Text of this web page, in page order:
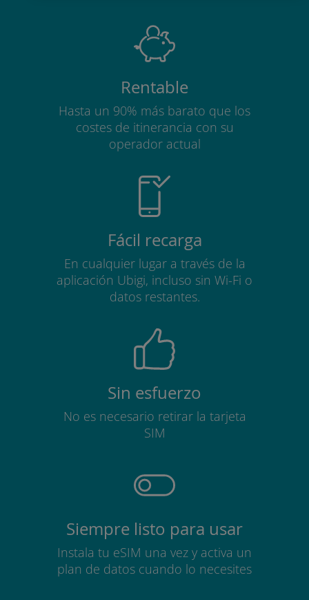
Rentable
Hasta un 90% más barato que los
costes de itinerancia con su
operador actual
Fácil recarga
En cualquier lugar a través de la
aplicación Ubigi, incluso sin Wi-Fi o
datos restantes.
Sin esfuerzo
No es necesario retirar la tarjeta
SIM
Siempre listo para usar
Instala tu eSIM una vez y activa un
plan de datos cuando lo necesites